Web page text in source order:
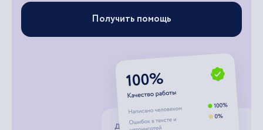
Получить помощь